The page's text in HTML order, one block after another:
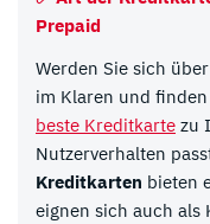
Prepaid
Werden Sie sich
im Klaren und
beste Kreditkarte zu
Nutzerverhalten
Kreditkarten bieten
eignen sich auch als